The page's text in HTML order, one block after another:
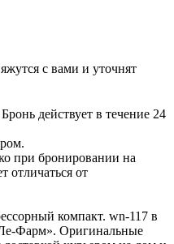
с вами и уточнят
действует в течение 24
при бронировании на
отличаться от
компакт. wn-117 в
Фарм». Оригинальные